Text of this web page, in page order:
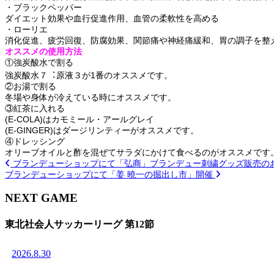
・ ブラックペッパー
ダイエット効果や血行促進作用
血管の柔軟性を高める
・ ローリエ
消化促進
疲労回復 防腐効果 関節痛や神経痛緩和
胃の調子を整
オススメの使用方法
①強炭酸水で割る
強炭酸水７︓原液３が1番のオススメです。
②お湯で割る
冬場や身体が冷えている時にオススメです。
③紅茶に入れる
(E-COLA)はカモミール・アールグレイ
(E-GINGER)はダージリンティーがオススメです。
④ドレッシング
オリーブオイルと酢を混ぜてサラダにかけて食べるのがオススメです。
ブランデューショップにて「弘商」ブランデュー刺繍グッズ販売の
ブランデューショップにて「姜 曉一の掘出し市」開催
NEXT GAME
東北社会人サッカーリーグ 第12節
2026.8.30